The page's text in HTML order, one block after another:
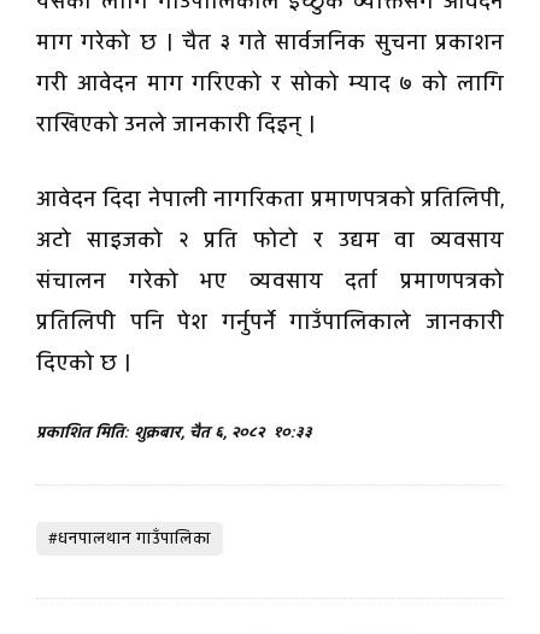
माग गरेको छ । चैत ३ गते सार्वजनिक सुचना प्रकाशन
गरी आवेदन माग गरिएको र सोको म्याद ७ को लागि
राखिएको उनले जानकारी दिइन् ।
आवेदन दिदा नेपाली नागरिकता प्रमाणपत्रको प्रतिलिपी,
अटो साइजको २ प्रति फोटो र उद्यम वा व्यवसाय
संचालन गरेको भए व्यवसाय दर्ता प्रमाणपत्रको
प्रतिलिपी पनि पेश गर्नुपर्ने गाउँपालिकाले जानकारी
दिएको छ ।
प्रकाशित मिति: शुक्रबार, चैत ६, २०८२ १०:३३
#धनपालथान गाउँपालिका